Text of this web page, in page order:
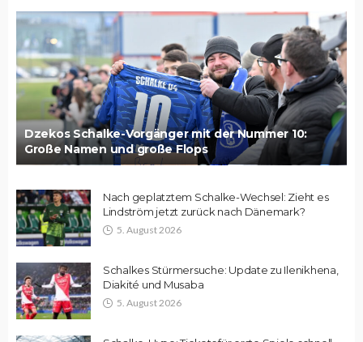
Dzekos Schalke-Vorgänger mit der Nummer 10:
Große Namen und große Flops
Nach geplatztem Schalke-Wechsel: Zieht es
Lindström jetzt zurück nach Dänemark?
5. August 2026
Schalkes Stürmersuche: Update zu Ilenikhena,
Diakité und Musaba
5. August 2026